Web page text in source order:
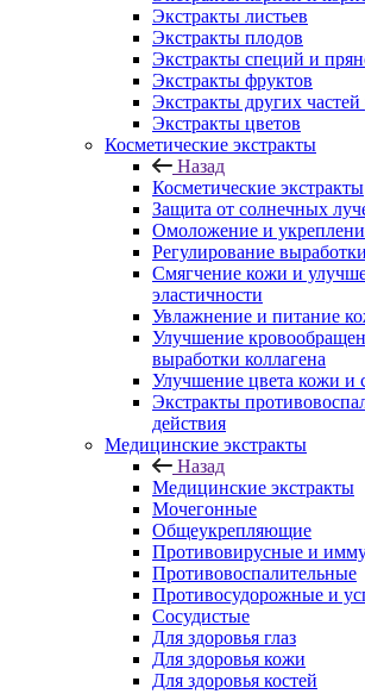
Экстракты листьев
Экстракты плодов
Экстракты специй и
Экстракты фруктов
Экстракты других частей
Экстракты цветов
Косметические экстракты
Назад
Косметические экстракты
Защита от солнечных
Омоложение и
Регулирование
Смягчение кожи и
эластичности
Увлажнение и питание
Улучшение
выработки коллагена
Улучшение цвета кожи и
Экстракты
действия
Медицинские экстракты
Назад
Медицинские экстракты
Мочегонные
Общеукрепляющие
Противовирусные и
Противовоспалительные
Противосудорожные и
Сосудистые
Для здоровья глаз
Для здоровья кожи
Для здоровья костей